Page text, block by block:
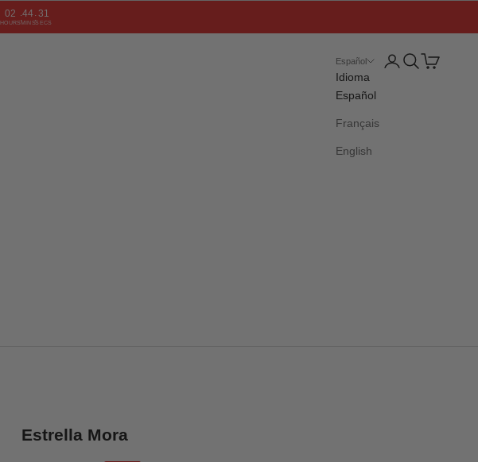
02
HOURS:44
MINS: 30
SECS
Español
Idioma
Español
Français
English
Iniciar sesión
Buscar
Cesta
Estrella Mora